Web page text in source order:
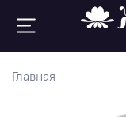
Главная